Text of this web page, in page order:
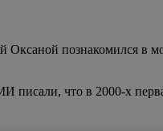
познакомился в
писали, что в 2000-х